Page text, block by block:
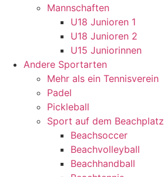
Mannschaften
U18 Junioren 1
U18 Junioren 2
U15 Juniorinnen
Andere Sportarten
Mehr als ein Tennisverein
Padel
Pickleball
Sport auf dem Beachplatz
Beachsoccer
Beachvolleyball
Beachhandball